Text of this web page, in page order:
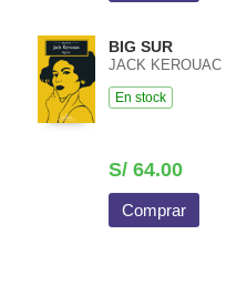
BIG SUR
JACK KEROUAC
En stock
S/ 64.00
Comprar